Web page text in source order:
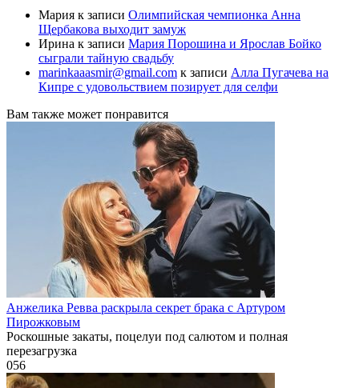
Мария к записи Олимпийская чемпионка Анна
Щербакова выходит замуж
Ирина к записи Мария Порошина и Ярослав Бойко
сыграли тайную свадьбу
marinkaaasmir@gmail.com к записи Алла Пугачева на
Кипре с удовольствием позирует для селфи
Вам также может понравится
Анжелика Ревва раскрыла секрет брака с Артуром
Пирожковым
Роскошные закаты, поцелуи под салютом и полная
перезагрузка
056